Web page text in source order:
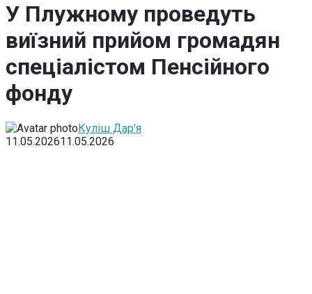
У Плужному проведуть
виїзний прийом громадян
спеціалістом Пенсійного
фонду
Куліш Дар'я
11.05.202611.05.2026